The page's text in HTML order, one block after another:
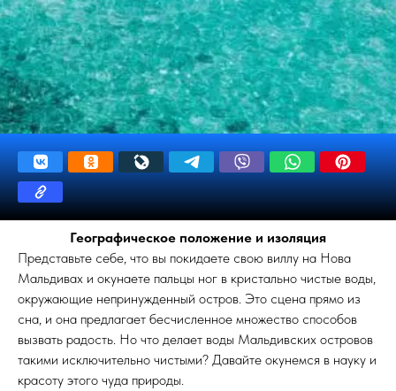
Географическое положение и изоляция
Представьте себе, что вы покидаете свою виллу на Нова
Мальдивах и окунаете пальцы ног в кристально чистые воды,
окружающие непринужденный остров. Это сцена прямо из
сна, и она предлагает бесчисленное множество способов
вызвать радость. Но что делает воды Мальдивских островов
такими исключительно чистыми? Давайте окунемся в науку и
красоту этого чуда природы.